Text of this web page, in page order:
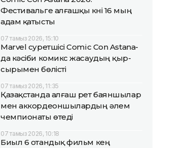
Фестивальге алғашқы күні 16 мың
адам қатысты
07 тамыз 2026, 15:10
Marvel суретшісі Comic Con Astana-
да кәсіби комикс жасаудың қыр-
сырымен бөлісті
07 тамыз 2026, 11:35
Қазақстанда алғаш рет баяншылар
мен аккордеоншылардың әлем
чемпионаты өтеді
07 тамыз 2026, 10:18
Биыл 6 отандық фильм кең